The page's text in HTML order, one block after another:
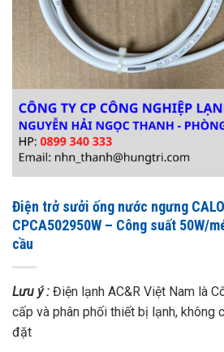
Điện trở sưởi ống nước ngưng
CPCA502950W – Công suất 50W/
cầu
Lưu ý : Điện lạnh AC&R Việt Nam là
cấp và phân phối thiết bị lạnh, không
đặt